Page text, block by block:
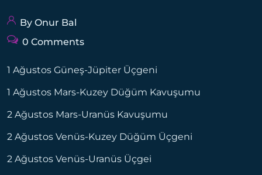
By Onur Bal
0 Comments
1 Ağustos Güneş-Jüpiter Üçgeni
1 Ağustos Mars-Kuzey Düğüm Kavuşumu
2 Ağustos Mars-Uranüs Kavuşumu
2 Ağustos Venüs-Kuzey Düğüm Üçgeni
2 Ağustos Venüs-Uranüs Üçgei